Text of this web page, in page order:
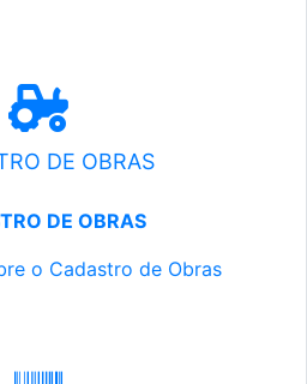
DE OBRAS
DE OBRAS
o Cadastro de Obras